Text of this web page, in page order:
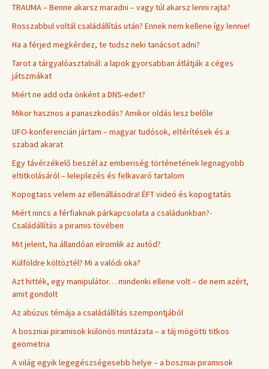
TRAUMA – Benne akarsz maradni – vagy túl akarsz lenni rajta?
Rosszabbul voltál családállítás után? Ennek nem kellene így lennie!
Ha a férjed megkérdez, te tudsz neki tanácsot adni?
Tarot a tárgyalóasztalnál: a lapok gyorsabban átlátják a céges
játszmákat
Miért ne add oda önként a DNS-edet?
Mikor hasznos a panaszkodás? Amikor oldás lesz belőle
UFO-konferencián jártam – magyar tudósok, eltérítések és a
szabad akarat
Egy távérzékelő beszél az emberiség történetének legnagyobb
eltitkolásáról – leleplezés és felkavaró tartalom
Kopogtass velem az ellenállásodra! ÉFT videó és kopogtatás
Miért nincs a férfiaknak párkapcsolata a családunkban?-
Családállítás a piramis tövében
Mit jelent, ha állandóan elromlik az autód?
Külföldre költöztél? Mi a valódi oka?
Azt hitték, egy manipulátor… mindenki ellene volt – de nem azért,
amit gondolt
Az abúzus témája a családállítás szempontjából
A boszniai piramisok különös mintázata – a táj mögötti titkos
geometria
A világ egyik legegészségesebb helye – a boszniai piramisok